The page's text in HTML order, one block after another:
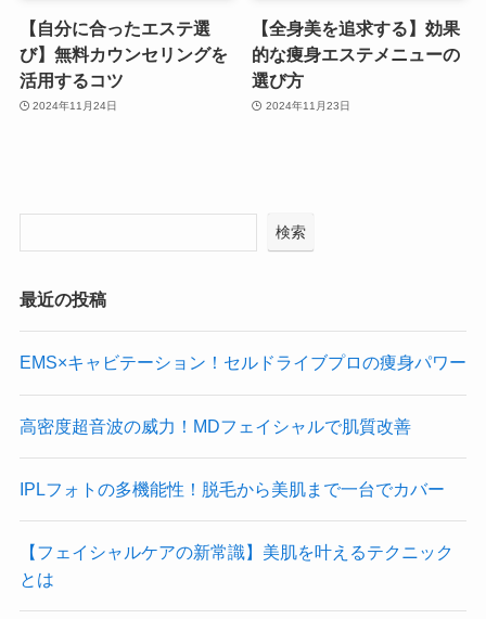
【自分に合ったエステ選
び】無料カウンセリングを
活用するコツ
2024年11月24日
【全身美を追求する】効果
的な痩身エステメニューの
選び方
2024年11月23日
検索
最近の投稿
EMS×キャビテーション！セルドライブプロの痩身パワー
高密度超音波の威力！MDフェイシャルで肌質改善
IPLフォトの多機能性！脱毛から美肌まで一台でカバー
【フェイシャルケアの新常識】美肌を叶えるテクニック
とは